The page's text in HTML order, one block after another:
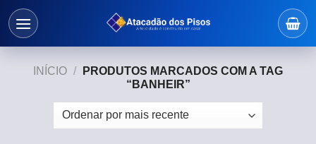
Skip
INÍCIO /
PRODUTOS MARCADOS COM A TAG
“BANHEIR”